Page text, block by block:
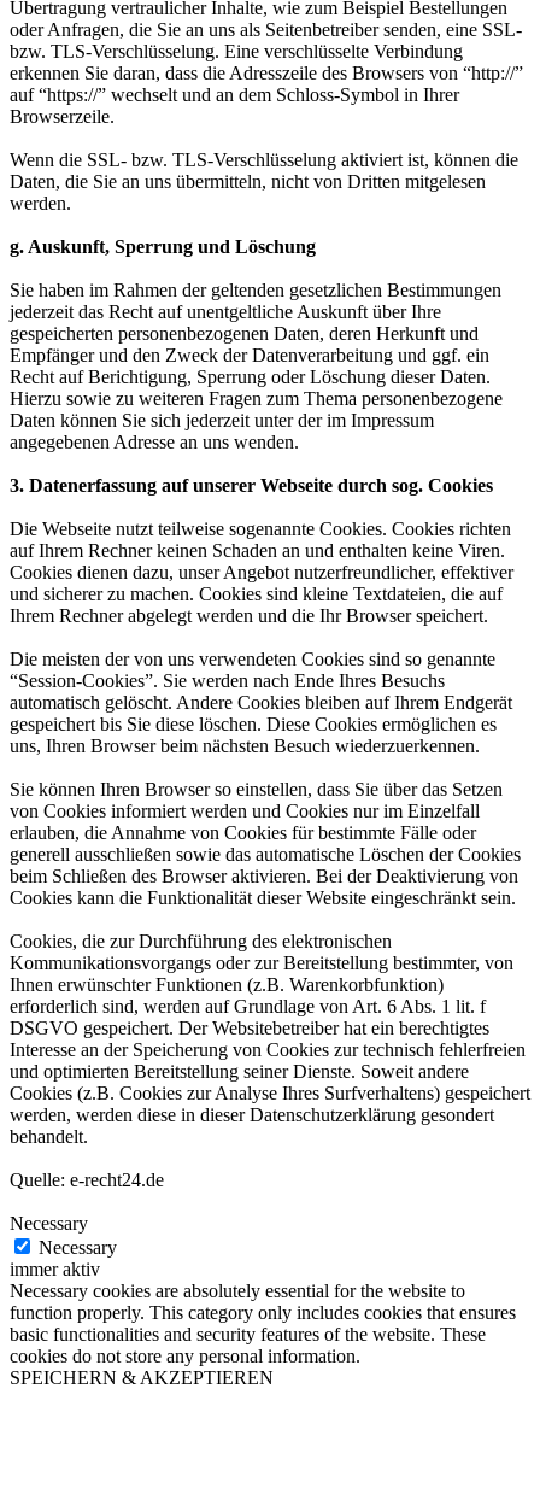
Übertragung vertraulicher Inhalte, wie zum Beispiel Bestellungen
oder Anfragen, die Sie an uns als Seitenbetreiber senden, eine SSL-
bzw. TLS-Verschlüsselung. Eine verschlüsselte Verbindung
erkennen Sie daran, dass die Adresszeile des Browsers von “http://”
auf “https://” wechselt und an dem Schloss-Symbol in Ihrer
Browserzeile.
Wenn die SSL- bzw. TLS-Verschlüsselung aktiviert ist, können die
Daten, die Sie an uns übermitteln, nicht von Dritten mitgelesen
werden.
g. Auskunft, Sperrung und Löschung
Sie haben im Rahmen der geltenden gesetzlichen Bestimmungen
jederzeit das Recht auf unentgeltliche Auskunft über Ihre
gespeicherten personenbezogenen Daten, deren Herkunft und
Empfänger und den Zweck der Datenverarbeitung und ggf. ein
Recht auf Berichtigung, Sperrung oder Löschung dieser Daten.
Hierzu sowie zu weiteren Fragen zum Thema personenbezogene
Daten können Sie sich jederzeit unter der im Impressum
angegebenen Adresse an uns wenden.
3. Datenerfassung auf unserer Webseite durch sog. Cookies
Die Webseite nutzt teilweise sogenannte Cookies. Cookies richten
auf Ihrem Rechner keinen Schaden an und enthalten keine Viren.
Cookies dienen dazu, unser Angebot nutzerfreundlicher, effektiver
und sicherer zu machen. Cookies sind kleine Textdateien, die auf
Ihrem Rechner abgelegt werden und die Ihr Browser speichert.
Die meisten der von uns verwendeten Cookies sind so genannte
“Session-Cookies”. Sie werden nach Ende Ihres Besuchs
automatisch gelöscht. Andere Cookies bleiben auf Ihrem Endgerät
gespeichert bis Sie diese löschen. Diese Cookies ermöglichen es
uns, Ihren Browser beim nächsten Besuch wiederzuerkennen.
Sie können Ihren Browser so einstellen, dass Sie über das Setzen
von Cookies informiert werden und Cookies nur im Einzelfall
erlauben, die Annahme von Cookies für bestimmte Fälle oder
generell ausschließen sowie das automatische Löschen der Cookies
beim Schließen des Browser aktivieren. Bei der Deaktivierung von
Cookies kann die Funktionalität dieser Website eingeschränkt sein.
Cookies, die zur Durchführung des elektronischen
Kommunikationsvorgangs oder zur Bereitstellung bestimmter, von
Ihnen erwünschter Funktionen (z.B. Warenkorbfunktion)
erforderlich sind, werden auf Grundlage von Art. 6 Abs. 1 lit. f
DSGVO gespeichert. Der Websitebetreiber hat ein berechtigtes
Interesse an der Speicherung von Cookies zur technisch fehlerfreien
und optimierten Bereitstellung seiner Dienste. Soweit andere
Cookies (z.B. Cookies zur Analyse Ihres Surfverhaltens) gespeichert
werden, werden diese in dieser Datenschutzerklärung gesondert
behandelt.
Quelle: e-recht24.de
Necessary
Necessary
immer aktiv
Necessary cookies are absolutely essential for the website to
function properly. This category only includes cookies that ensures
basic functionalities and security features of the website. These
cookies do not store any personal information.
SPEICHERN & AKZEPTIEREN